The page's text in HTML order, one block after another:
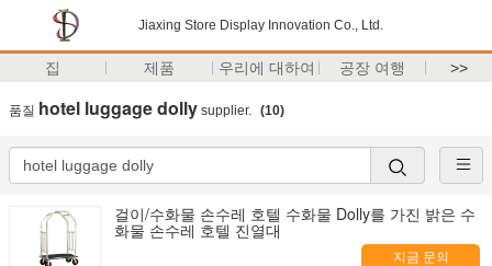
Jiaxing Store Display Innovation Co., Ltd.
집 제품 우리에 대하여 공장 여행 >>
품질 hotel luggage dolly supplier. (10)
걸이/수화물 손수레 호텔 수화물 Dolly를 가진 밝은 수
화물 손수레 호텔 진열대
지금 문의